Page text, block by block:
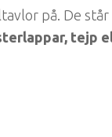
på. De
tejp